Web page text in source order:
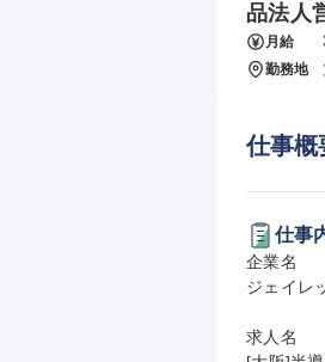
品法人
月給
勤務地
仕事概
仕事
企業名
ジェイレ
求人名